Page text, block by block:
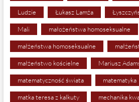
Ludzie Łukasz Lamża
Mali małożeństwa homoseksualne
małżeństwa homoseksualne
małżeństwo kościelne Mariusz
matematyczność świata matematyka
matka teresa z kalkuty mechanika